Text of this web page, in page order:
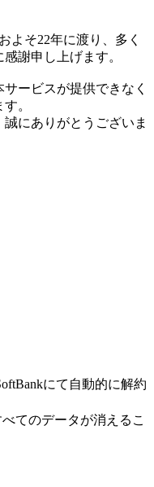
よそ22年に渡り、多く
謝申し上げます。
ービスが提供できなく
。
にありがとうございま
にて自動的に解約
てのデータが消えるこ